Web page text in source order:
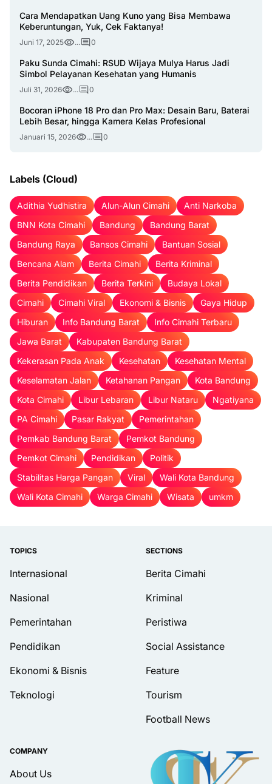
Cara Mendapatkan Uang Kuno yang Bisa Membawa
Keberuntungan, Yuk, Cek Faktanya!
Juni 17, 2025 ... 0
Paku Sunda Cimahi: RSUD Wijaya Mulya Harus Jadi
Simbol Pelayanan Kesehatan yang Humanis
Juli 31, 2026 ... 0
Bocoran iPhone 18 Pro dan Pro Max: Desain Baru, Baterai
Lebih Besar, hingga Kamera Kelas Profesional
Januari 15, 2026 ... 0
Labels (Cloud)
Adithia Yudhistira Alun-Alun Cimahi
Anti Narkoba
BNN Kota Cimahi
Bandung
Bandung Barat
Bandung Raya
Bansos Cimahi
Bantuan Sosial
Bencana Alam
Berita Cimahi
Berita Kriminal
Berita Pendidikan
Berita Terkini
Budaya Lokal
Cimahi
Cimahi Viral Ekonomi & Bisnis
Gaya Hidup
Hiburan
Info Bandung Barat
Info Cimahi Terbaru
Jawa Barat
Kabupaten Bandung Barat
Kekerasan Pada Anak
Kesehatan
Kesehatan Mental
Keselamatan Jalan
Ketahanan Pangan
Kota Bandung
Kota Cimahi
Libur Lebaran Libur Nataru
Ngatiyana
PA Cimahi
Pasar Rakyat
Pemerintahan
Pemkab Bandung Barat
Pemkot Bandung
Pemkot Cimahi
Pendidikan
Politik
Stabilitas Harga Pangan
Viral
Wali Kota Bandung
Wali Kota Cimahi
Warga Cimahi Wisata umkm
TOPICS
Internasional
Nasional
Pemerintahan
Pendidikan
Ekonomi & Bisnis
Teknologi
SECTIONS
Berita Cimahi
Kriminal
Peristiwa
Social Assistance
Feature
Tourism
Football News
COMPANY
About Us